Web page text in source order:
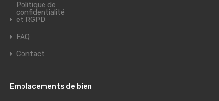
Politique de
confidentialité
et RGPD
FAQ
Contact
Emplacements de bien